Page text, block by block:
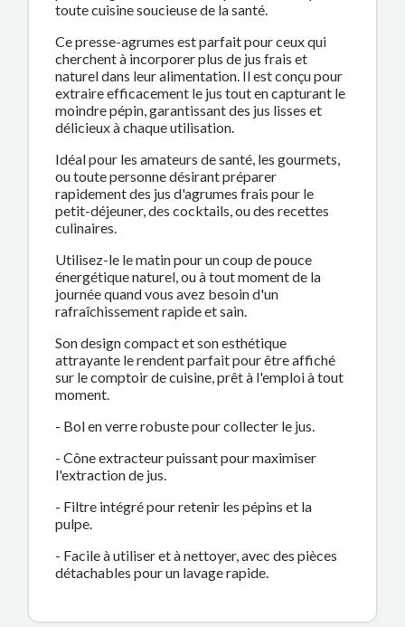
toute cuisine soucieuse de la santé.
Ce presse-agrumes est parfait pour ceux qui
cherchent à incorporer plus de jus frais et
naturel dans leur alimentation. Il est conçu pour
extraire efficacement le jus tout en capturant le
moindre pépin, garantissant des jus lisses et
délicieux à chaque utilisation.
Idéal pour les amateurs de santé, les gourmets,
ou toute personne désirant préparer
rapidement des jus d'agrumes frais pour le
petit-déjeuner, des cocktails, ou des recettes
culinaires.
Utilisez-le le matin pour un coup de pouce
énergétique naturel, ou à tout moment de la
journée quand vous avez besoin d'un
rafraîchissement rapide et sain.
Son design compact et son esthétique
attrayante le rendent parfait pour être affiché
sur le comptoir de cuisine, prêt à l'emploi à tout
moment.
- Bol en verre robuste pour collecter le jus.
- Cône extracteur puissant pour maximiser
l'extraction de jus.
- Filtre intégré pour retenir les pépins et la
pulpe.
- Facile à utiliser et à nettoyer, avec des pièces
détachables pour un lavage rapide.